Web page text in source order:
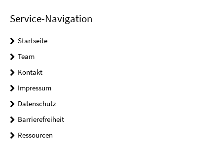
Service-Navigation
Startseite
Team
Kontakt
Impressum
Datenschutz
Barrierefreiheit
Ressourcen